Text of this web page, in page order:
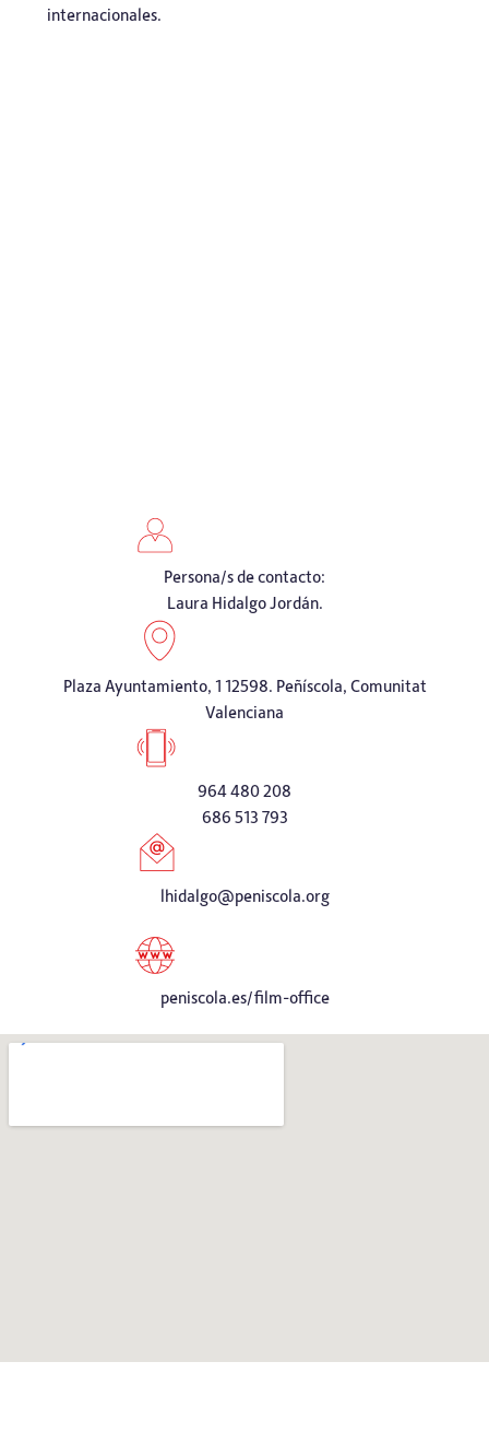
internacionales.
Persona/s de contacto:
Laura Hidalgo Jordán.
Plaza Ayuntamiento, 1 12598. Peñíscola, Comunitat
Valenciana
964 480 208
686 513 793
lhidalgo@peniscola.org
peniscola.es/film-office